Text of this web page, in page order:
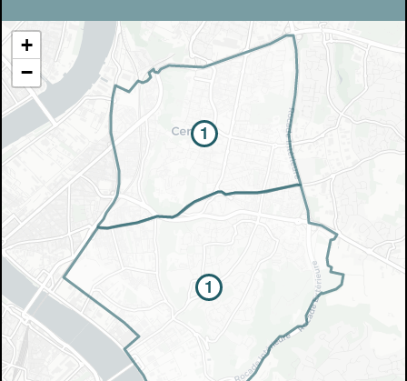
liste"
Transmettre sa liste de manifestation
d'intérêt pour les matériaux
sélectionnés
Exporter sa liste et ses fiches produits
pour l’utiliser comme un outil d’aide à la
conception de projet
Être recontacté afin d’obtenir plus de
renseignements sur les modalités et
1
1
+
−